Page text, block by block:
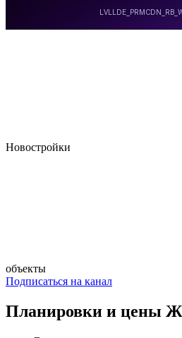
Новостройки
объекты
Подписаться на канал
Планировки и цены